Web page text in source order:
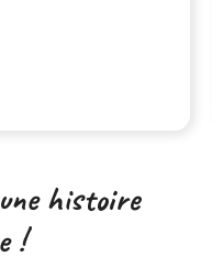
histoire
!